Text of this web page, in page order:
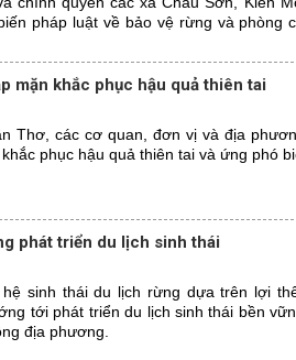
pháp luật về bảo vệ rừng và phòng
mặn khắc phục hậu quả thiên tai
Thơ, các cơ quan, đơn vị và địa
phục hậu quả thiên tai và ứng phó
phát triển du lịch sinh thái
sinh thái du lịch rừng dựa trên lợi
tới phát triển du lịch sinh thái bền
địa phương.